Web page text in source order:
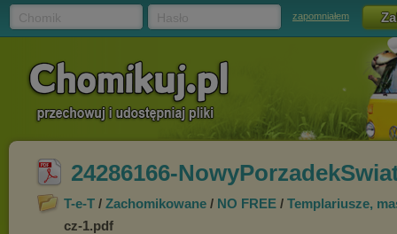
zapomniałem
24286166-
T-e-T / Zachomikowane / NO FREE / Templariusze,
cz-1.pdf